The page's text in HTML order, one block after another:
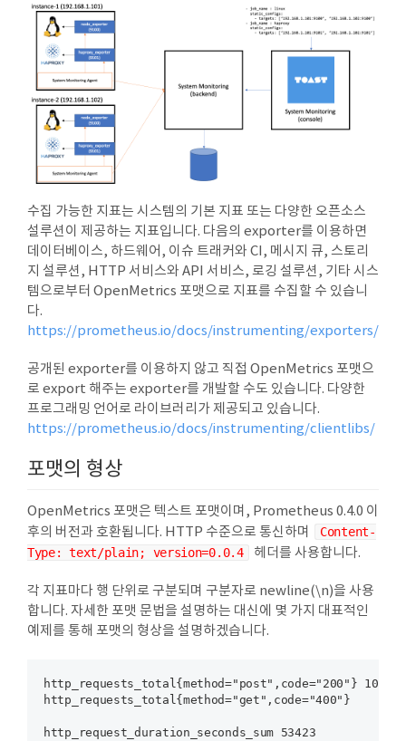
수집 가능한 지표는 시스템의 기본 지표 또는 다양한 오픈소스
설루션이 제공하는 지표입니다. 다음의 exporter를 이용하면
데이터베이스, 하드웨어, 이슈 트래커와 CI, 메시지 큐, 스토리
지 설루션, HTTP 서비스와 API 서비스, 로깅 설루션, 기타 시스
템으로부터 OpenMetrics 포맷으로 지표를 수집할 수 있습니
다.
https://prometheus.io/docs/instrumenting/exporters/
공개된 exporter를 이용하지 않고 직접 OpenMetrics 포맷으
로 export 해주는 exporter를 개발할 수도 있습니다. 다양한
프로그래밍 언어로 라이브러리가 제공되고 있습니다.
https://prometheus.io/docs/instrumenting/clientlibs/
포맷의 형상
OpenMetrics 포맷은 텍스트 포맷이며, Prometheus 0.4.0 이
후의 버전과 호환됩니다. HTTP 수준으로 통신하며
Content-
Type: text/plain; version=0.0.4
헤더를 사용합니다.
각 지표마다 행 단위로 구분되며 구분자로 newline(\n)을 사용
합니다. 자세한 포맷 문법을 설명하는 대신에 몇 가지 대표적인
예제를 통해 포맷의 형상을 설명하겠습니다.
http_requests_total{method="post",code="200"} 1027
http_requests_total{method="get",code="400"}    3